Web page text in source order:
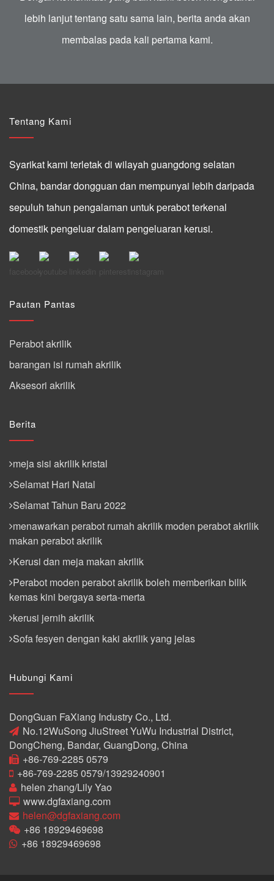
lebih lanjut tentang satu sama lain, berita anda akan
membalas pada kali pertama kami.
Tentang Kami
Syarikat kami terletak di wilayah guangdong selatan
China, bandar dongguan dan mempunyai lebih daripada
sepuluh tahun pengalaman untuk perabot terkenal
domestik pengeluar dalam pengeluaran kerusi.
Pautan Pantas
Perabot akrilik
barangan isi rumah akrilik
Aksesori akrilik
Berita
meja sisi akrilik kristal
Selamat Hari Natal
Selamat Tahun Baru 2022
menawarkan perabot rumah akrilik moden perabot akrilik
makan perabot akrilik
Kerusi dan meja makan akrilik
Perabot moden perabot akrilik boleh memberikan bilik
kemas kini bergaya serta-merta
kerusi jernih akrilik
Sofa fesyen dengan kaki akrilik yang jelas
Hubungi Kami
DongGuan FaXiang Industry Co., Ltd.
No.12WuSong JiuStreet YuWu Industrial District,
DongCheng, Bandar, GuangDong, China
+86-769-2285 0579
+86-769-2285 0579/13929240901
helen zhang/Lily Yao
www.dgfaxiang.com
helen@dgfaxiang.com
+86 18929469698
+86 18929469698